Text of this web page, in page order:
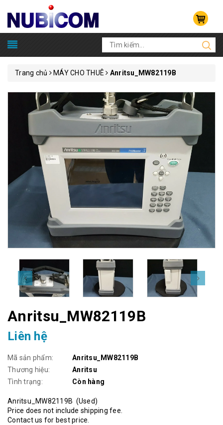
Trang chủ MÁY CHO THUÊ Anritsu_MW82119B
Anritsu_MW82119B
Liên hệ
Mã sản phẩm:
Anritsu_MW82119B
Thương hiệu:
Anritsu
Tình trạng:
Còn hàng
Anritsu_MW8211 9B (Used)
Price does not include shipping fee.
Contact us for best price.